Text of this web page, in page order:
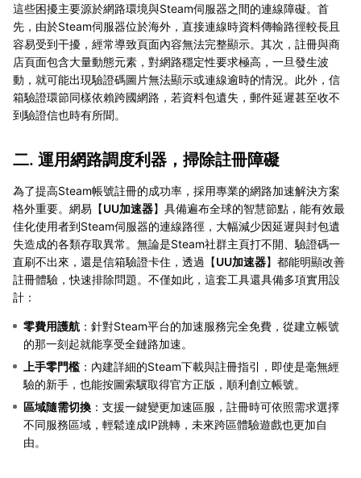
這些困擾主要源於網路環境與Steam伺服器之間的連線障礙。首
先，由於Steam伺服器位於海外，直接連線時資料傳輸路徑較長且
容易受到干擾，經常導致頁面內容無法完整顯示。其次，註冊與商
店頁面包含大量動態元素，對網路穩定性要求極高，一旦發生波
動，就可能出現驗證碼圖片無法顯示或連線逾時的情況。此外，信
箱驗證環節同樣依賴跨國網路，若資料包遺失，郵件延遲甚至收不
到驗證信也時有所聞。
二. 運用網路調度利器，掃除註冊障礙
為了提高Steam帳號註冊的成功率，採用專業的網路加速解決方案
格外重要。網易【UU加速器】具備遍布全球的智慧節點，能有效最
佳化使用者到Steam伺服器的連線路徑，大幅減少因延遲與封包遺
失造成的各類存取異常。無論是Steam社群主頁打不開、驗證碼一
直刷不出來，還是信箱驗證卡住，透過【UU加速器】都能明顯改善
註冊體驗，快速排除問題。不僅如此，這套工具還具備多項實用設
計：
零費用護航 ：針對Steam平台的加速服務完全免費，從建立帳號
的那一刻起就能享受全鏈路加速。
上手零門檻 ：內建詳細的Steam下載與註冊指引，即使是毫無經
驗的新手，也能按圖索驥取得官方正版，順利創立帳號。
區域隨需切換 ：支援一鍵變更加速區服，註冊時可依照需求選擇
不同服務區域，輕鬆達成IP跳轉，未來跨區體驗遊戲也更加自
由。